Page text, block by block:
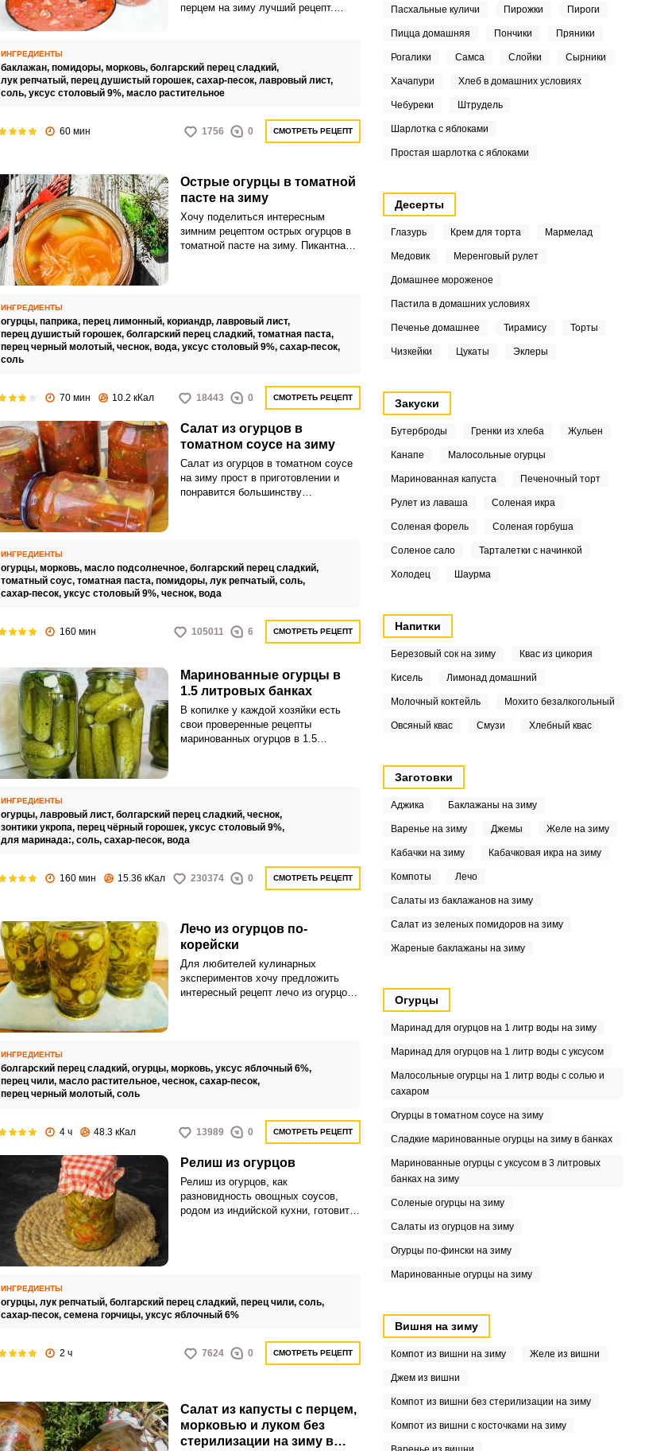
перцем на зиму лучший рецепт.
мясом – просто объедение.Хранится
салат очень долго, до самой весны,
но, как правило съедается намного
ИНГРЕДИЕНТЫ
баклажан, помидоры, морковь, болгарский перец сладкий,
лук репчатый, перец душистый горошек, сахар-песок, лавровый лист,
соль, уксус столовый 9%, масло растительное
60 мин 1756 0 СМОТРЕТЬ РЕЦЕПТ
Острые огурцы в томатной
пасте на зиму
Хочу поделиться интересным
зимним рецептом острых огурцов в
томатной пасте на зиму. Пикантная
ИНГРЕДИЕНТЫ
огурцы, паприка, перец лимонный, кориандр, лавровый лист,
перец душистый горошек, болгарский перец сладкий, томатная паста,
перец черный молотый, чеснок, вода, уксус столовый 9%, сахар-песок,
соль
70 мин 10.2 кКал 18443 0 СМОТРЕТЬ РЕЦЕПТ
Салат из огурцов в
томатном соусе на зиму
Салат из огурцов в томатном соусе
на зиму прост в приготовлении и
понравится большинству
ИНГРЕДИЕНТЫ
огурцы, морковь, масло подсолнечное, болгарский перец сладкий,
томатный соус, томатная паста, помидоры, лук репчатый, соль,
сахар-песок, уксус столовый 9%, чеснок, вода
160 мин 105011 6 СМОТРЕТЬ РЕЦЕПТ
Маринованные огурцы в
1.5 литровых банках
В копилке у каждой хозяйки есть
свои проверенные рецепты
маринованных огурцов в 1.5
ИНГРЕДИЕНТЫ
огурцы, лавровый лист, болгарский перец сладкий, чеснок,
зонтики укропа, перец чёрный горошек, уксус столовый 9%,
для маринада:, соль, сахар-песок, вода
160 мин 15.36 кКал 230374 0 СМОТРЕТЬ РЕЦЕПТ
Лечо из огурцов по-
корейски
Для любителей кулинарных
экспериментов хочу предложить
интересный рецепт лечо из огурцов
ИНГРЕДИЕНТЫ
болгарский перец сладкий, огурцы, морковь, уксус яблочный 6%,
перец чили, масло растительное, чеснок, сахар-песок,
перец черный молотый, соль
4 ч 48.3 кКал 13989 0 СМОТРЕТЬ РЕЦЕПТ
Релиш из огурцов
Релиш из огурцов, как
разновидность овощных соусов,
родом из индийской кухни, готовится
смешиваются с солью, недолго
провариваются в пряном маринаде и
ИНГРЕДИЕНТЫ
огурцы, лук репчатый, болгарский перец сладкий, перец чили, соль,
сахар-песок, семена горчицы, уксус яблочный 6%
2 ч 7624 0 СМОТРЕТЬ РЕЦЕПТ
Салат из капусты с перцем,
морковью и луком без
стерилизации на зиму в
Пасхальные куличи Пирожки Пироги
Пицца домашняя Пончики Пряники
Рогалики Самса Слойки Сырники
Хачапури Хлеб в домашних условиях
Чебуреки Штрудель
Шарлотка с яблоками
Простая шарлотка с яблоками
Десерты
Глазурь Крем для торта Мармелад
Медовик Меренговый рулет
Домашнее мороженое
Пастила в домашних условиях
Печенье домашнее Тирамису Торты
Чизкейки Цукаты Эклеры
Закуски
Бутерброды Гренки из хлеба Жульен
Канапе Малосольные огурцы
Маринованная капуста Печеночный торт
Рулет из лаваша Соленая икра
Соленая форель Соленая горбуша
Соленое сало Тарталетки с начинкой
Холодец Шаурма
Напитки
Березовый сок на зиму Квас из цикория
Кисель Лимонад домашний
Молочный коктейль Мохито безалкогольный
Овсяный квас Смузи Хлебный квас
Заготовки
Аджика Баклажаны на зиму
Варенье на зиму Джемы Желе на зиму
Кабачки на зиму Кабачковая икра на зиму
Компоты Лечо
Салаты из баклажанов на зиму
Салат из зеленых помидоров на зиму
Жареные баклажаны на зиму
Огурцы
Маринад для огурцов на 1 литр воды на зиму
Маринад для огурцов на 1 литр воды с уксусом
Малосольные огурцы на 1 литр воды с солью и
сахаром
Огурцы в томатном соусе на зиму
Сладкие маринованные огурцы на зиму в банках
Маринованные огурцы с уксусом в 3 литровых
банках на зиму
Соленые огурцы на зиму
Салаты из огурцов на зиму
Огурцы по-фински на зиму
Маринованные огурцы на зиму
Вишня на зиму
Компот из вишни на зиму Желе из вишни
Джем из вишни
Компот из вишни без стерилизации на зиму
Компот из вишни с косточками на зиму
ВХОД НА САЙТ РЕГИСТРАЦИЯ
Войдите
с помощью социальных сетей:
или
Запомнить меня
ВХОД
ЕЩЕ НЕ ЗАРЕГИСТРИРОВАННЫ?